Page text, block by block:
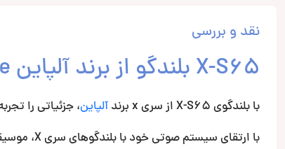
نقد و بررسی
X-S65 بلندگو از برند آلپاین Alpine
با بلندگوی X-S65 از سری x برند آلپاین، جزئیاتی را
با ارتقای سیستم صوتی خود با بلندگوهای سری X، موسیقی را همانطور که هدف هنرمند بود، تجربه کنید!